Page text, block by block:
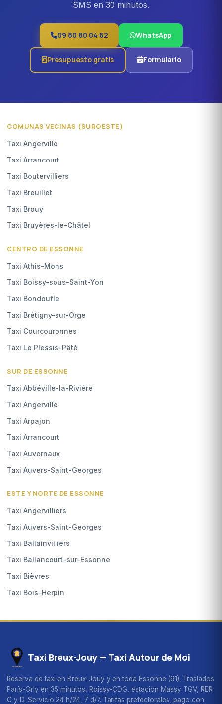
SMS en 30 minutos.
09 80 80 04 62 WhatsApp
Presupuesto gratis Formulario
COMUNAS VECINAS (SUROESTE)
Taxi Angerville
Taxi Arrancourt
Taxi Boutervilliers
Taxi Breuillet
Taxi Brouy
Taxi Bruyères-le-Châtel
CENTRO DE ESSONNE
Taxi Athis-Mons
Taxi Boissy-sous-Saint-Yon
Taxi Bondoufle
Taxi Brétigny-sur-Orge
Taxi Courcouronnes
Taxi Le Plessis-Pâté
SUR DE ESSONNE
Taxi Abbéville-la-Rivière
Taxi Angerville
Taxi Arpajon
Taxi Arrancourt
Taxi Auvernaux
Taxi Auvers-Saint-Georges
ESTE Y NORTE DE ESSONNE
Taxi Angervilliers
Taxi Auvers-Saint-Georges
Taxi Ballainvilliers
Taxi Ballancourt-sur-Essonne
Taxi Bièvres
Taxi Bois-Herpin
Taxi Breux-Jouy — Taxi Autour de Moi
Reserva de taxi en Breux-Jouy y en toda Essonne (91). Traslados
París-Orly en 35 minutos, Roissy-CDG, estación Massy TGV, RER
C y D. Servicio 24 h/24, 7 d/7. Tarifas prefectorales, pago con